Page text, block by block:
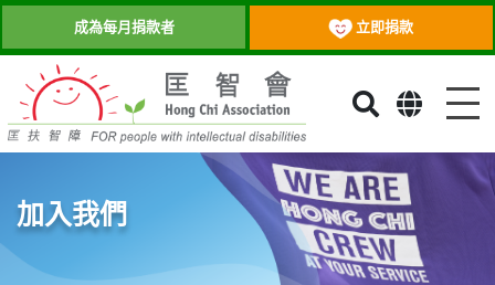
成為每月捐款者 立即捐款
目錄
加入我們